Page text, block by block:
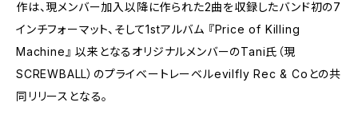
作は、現メンバー加入以降に作られた2曲を収録したバンド初の7
インチフォーマット、そして1stアルバム 『Price of Killing
Machine』 以来となるオリジナルメンバーのTani氏（現
SCREWBALL）のプライベートレーベルevilfly Rec & Coとの共
同リリースとなる。